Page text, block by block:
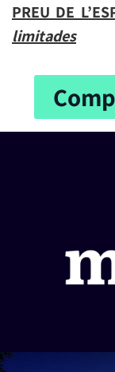
PREU DE
limitades